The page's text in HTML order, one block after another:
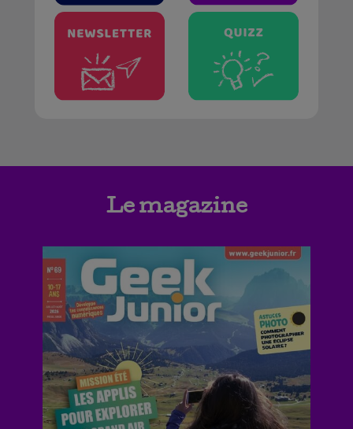
Le magazine